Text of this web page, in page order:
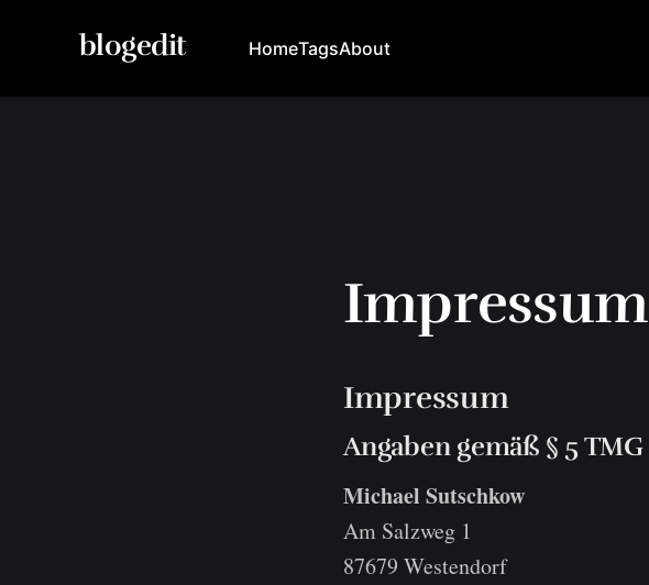
blogedit HomeTagsAbout
Impressum
Impressum
Angaben gemäß § 5 TMG
Michael Sutschkow
Am Salzweg 1
87679 Westendorf